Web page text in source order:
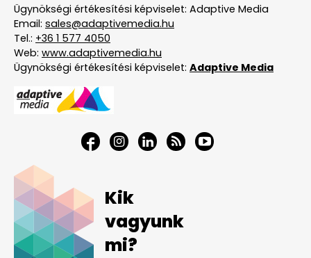
Ügynökségi értékesítési képviselet: Adaptive Media
Email: sales@adaptivemedia.hu
Tel.: +36 1 577 4050
Web: www.adaptivemedia.hu
Ügynökségi értékesítési képviselet: Adaptive Media
Kik
vagyunk
mi?